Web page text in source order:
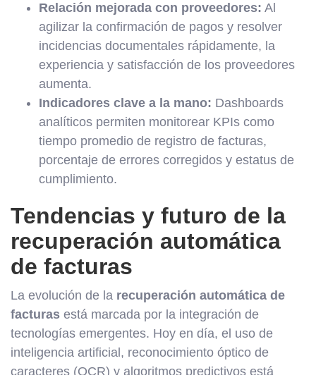
Relación mejorada con proveedores: Al
agilizar la confirmación de pagos y resolver
incidencias documentales rápidamente, la
experiencia y satisfacción de los proveedores
aumenta.
Indicadores clave a la mano: Dashboards
analíticos permiten monitorear KPIs como
tiempo promedio de registro de facturas,
porcentaje de errores corregidos y estatus de
cumplimiento.
Tendencias y futuro de la
recuperación automática
de facturas
La evolución de la recuperación automática de
facturas está marcada por la integración de
tecnologías emergentes. Hoy en día, el uso de
inteligencia artificial, reconocimiento óptico de
caracteres (OCR) y algoritmos predictivos está